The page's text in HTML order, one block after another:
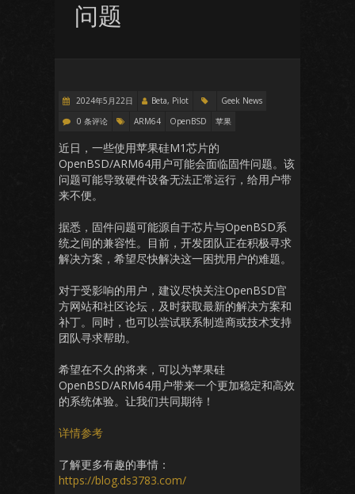
问题
2024年5月22日 Beta, Pilot
Geek News
0 条评论
ARM64 OpenBSD 苹果
近日，一些使用苹果硅M1芯片的
OpenBSD/ARM64用户可能会面临固件问题。该
问题可能导致硬件设备无法正常运行，给用户带
来不便。
据悉，固件问题可能源自于芯片与OpenBSD系
统之间的兼容性。目前，开发团队正在积极寻求
解决方案，希望尽快解决这一困扰用户的难题。
对于受影响的用户，建议尽快关注OpenBSD官
方网站和社区论坛，及时获取最新的解决方案和
补丁。同时，也可以尝试联系制造商或技术支持
团队寻求帮助。
希望在不久的将来，可以为苹果硅
OpenBSD/ARM64用户带来一个更加稳定和高效
的系统体验。让我们共同期待！
详情参考
了解更多有趣的事情：
https://blog.ds3783.com/